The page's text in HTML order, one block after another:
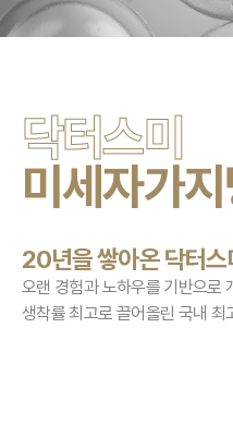
닥터스미
미세자가
20년을 쌓아온 닥터스
오랜 경험과 노하우를 기반으로
생착률 최고로 끌어올린 국내 최